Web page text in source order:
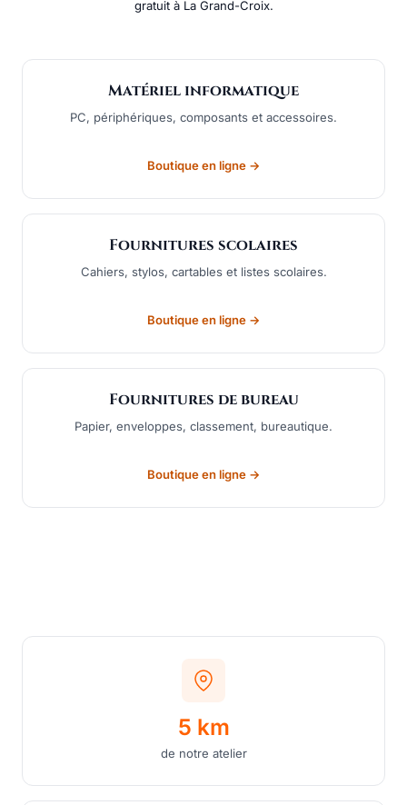
gratuit à La Grand-Croix.
Matériel informatique
PC, périphériques, composants et accessoires.
Boutique en ligne →
Fournitures scolaires
Cahiers, stylos, cartables et listes scolaires.
Boutique en ligne →
Fournitures de bureau
Papier, enveloppes, classement, bureautique.
Boutique en ligne →
5 km
de notre atelier